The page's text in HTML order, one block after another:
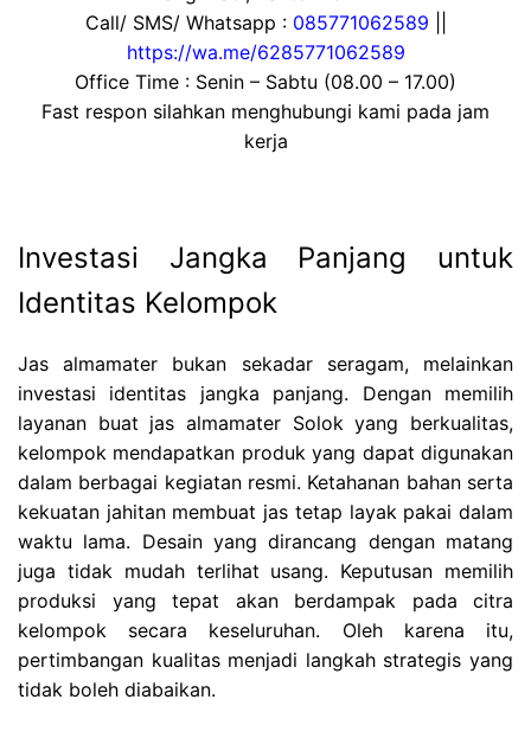
Call/ SMS/ Whatsapp : 085771062589
https://wa.me/6285771062589
Office Time : Senin – Sabtu (08.00 – 17.00)
Fast respon silahkan menghubungi kami pada jam
kerja
Investasi Jangka Panjang untuk
Identitas Kelompok
Jas almamater bukan sekadar seragam, melainkan
investasi identitas jangka panjang. Dengan memilih
layanan buat jas almamater Solok yang berkualitas,
kelompok mendapatkan produk yang dapat digunakan
dalam berbagai kegiatan resmi. Ketahanan bahan serta
kekuatan jahitan membuat jas tetap layak pakai dalam
waktu lama. Desain yang dirancang dengan matang
juga tidak mudah terlihat usang. Keputusan memilih
produksi yang tepat akan berdampak pada citra
kelompok secara keseluruhan. Oleh karena itu,
pertimbangan kualitas menjadi langkah strategis yang
tidak boleh diabaikan.